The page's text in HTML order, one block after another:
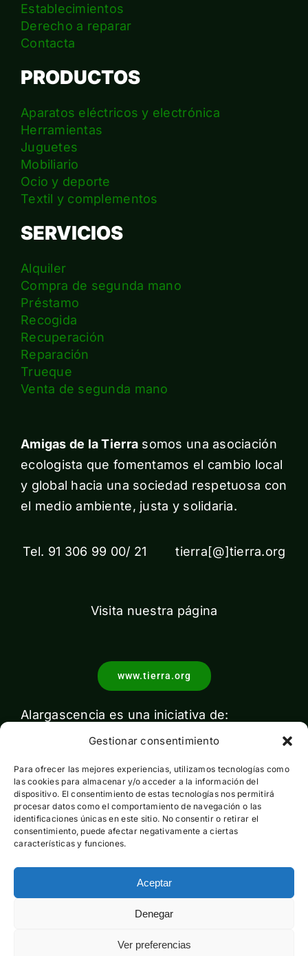
Gestionar consentimiento
Para ofrecer las mejores experiencias, utilizamos tecnologías como
las cookies para almacenar y/o acceder a la información del
dispositivo. El consentimiento de estas tecnologías nos permitirá
procesar datos como el comportamiento de navegación o las
identificaciones únicas en este sitio. No consentir o retirar el
consentimiento, puede afectar negativamente a ciertas
características y funciones.
Aceptar
Denegar
Ver preferencias
Establecimientos
Derecho a reparar
Contacta
PRODUCTOS
Aparatos eléctricos y electrónica
Herramientas
Juguetes
Mobiliario
Ocio y deporte
Textil y complementos
SERVICIOS
Alquiler
Compra de segunda mano
Préstamo
Recogida
Recuperación
Reparación
Trueque
Venta de segunda mano
Amigas de la Tierra somos una asociación
ecologista que fomentamos el cambio local
y global hacia una sociedad respetuosa con
el medio ambiente, justa y solidaria.
Tel. 91 306 99 00/ 21 tierra[@]tierra.org
Visita nuestra página
www.tierra.org
Alargascencia es una iniciativa de:
Con el apoyo de:
Esta actividad ha sido financiada por el Ministerio para la